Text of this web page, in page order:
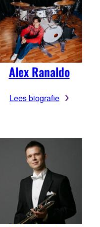
Alex Ranaldo
Lees biografie